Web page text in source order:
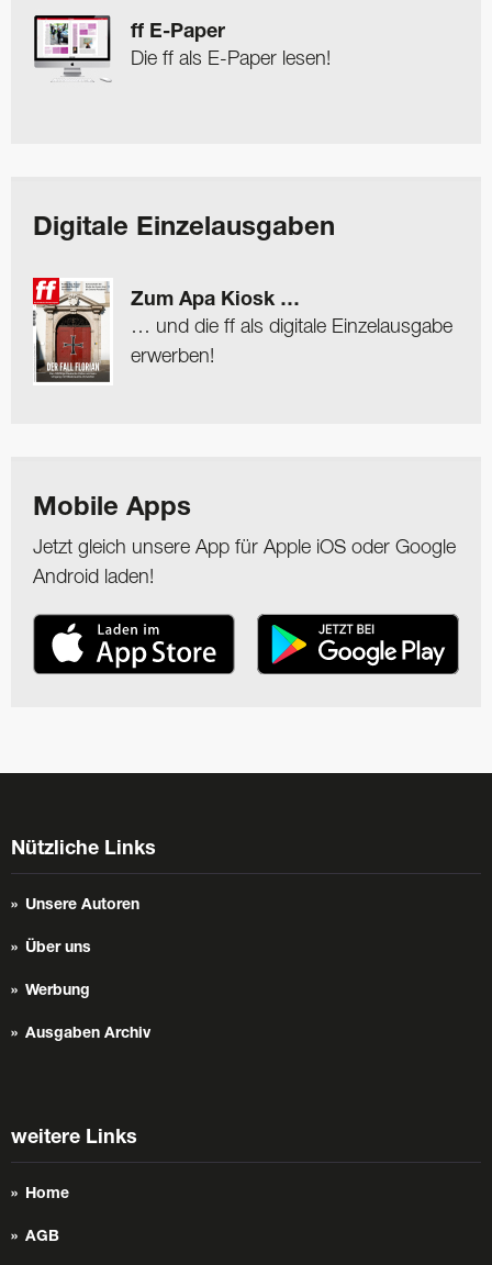
ff E-Paper
Die ff als E-Paper lesen!
Digitale Einzelausgaben
Zum Apa Kiosk …
… und die ff als digitale Einzelausgabe
erwerben!
Mobile Apps
Jetzt gleich unsere App für Apple iOS oder Google
Android laden!
Nützliche Links
Unsere Autoren
Über uns
Werbung
Ausgaben Archiv
weitere Links
Home
AGB